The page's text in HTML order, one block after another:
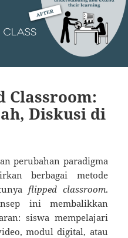
Classroom:
Diskusi di
perubahan paradigma
berbagai metode
flipped classroom.
ini membalikkan
siswa mempelajari
modul digital, atau